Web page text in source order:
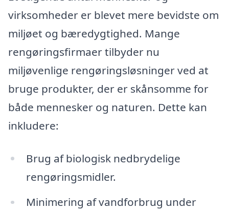
virksomheder er blevet mere bevidste om
miljøet og bæredygtighed. Mange
rengøringsfirmaer tilbyder nu
miljøvenlige rengøringsløsninger ved at
bruge produkter, der er skånsomme for
både mennesker og naturen. Dette kan
inkludere:
Brug af biologisk nedbrydelige
rengøringsmidler.
Minimering af vandforbrug under